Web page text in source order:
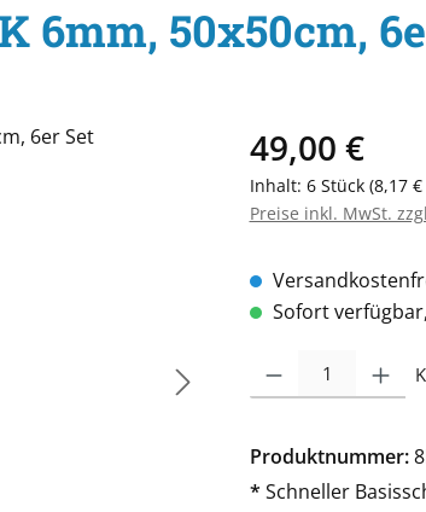
6mm, 50x50cm,
Regulärer Preis:
49,00 €
Inhalt: 6 Stück (8,17
Preise inkl. MwSt.
Sofort
Produkt Anzahl:
Produktnummer:
* Schneller